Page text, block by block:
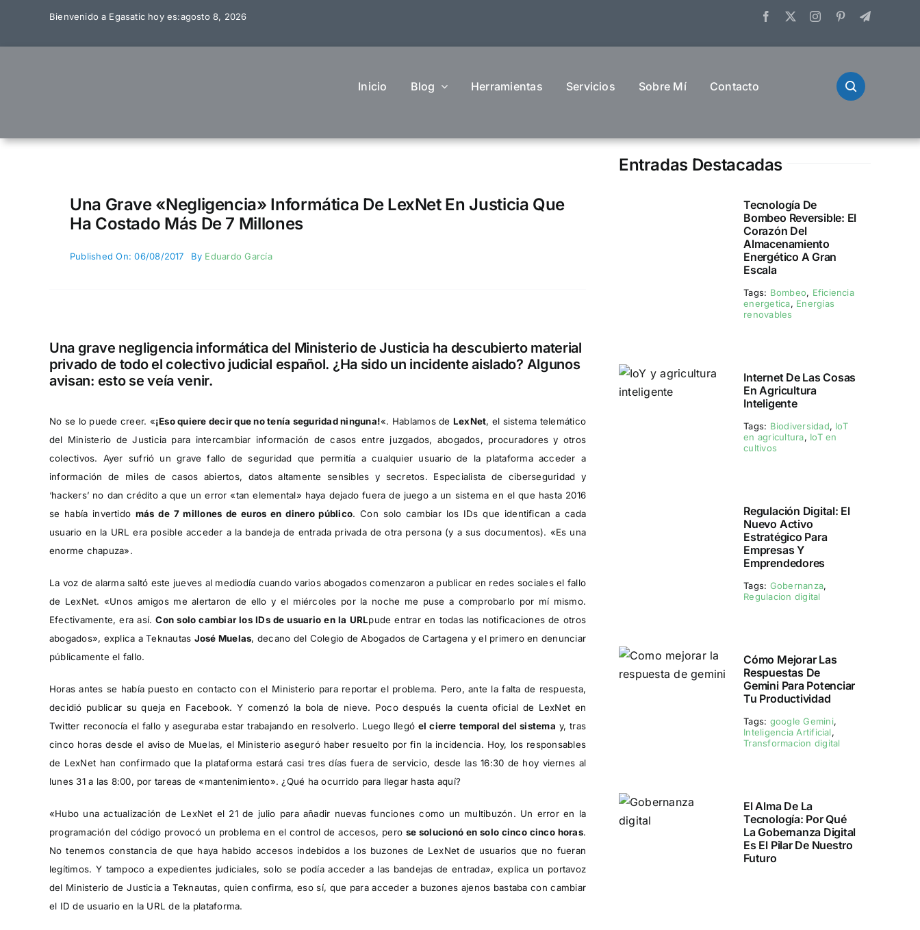
content
Bienvenido a Egasatic hoy es:agosto 8, 2026
Inicio Blog Herramientas Servicios Sobre Mí Contacto
Una Grave «negligencia» Informática De LexNet En Justicia Que
Ha Costado Más De 7 Millones
Published On: 06/08/2017 By Eduardo García
Una grave negligencia informática del Ministerio de Justicia ha descubierto material
privado de todo el colectivo judicial español. ¿Ha sido un incidente aislado? Algunos
avisan: esto se veía venir.
No se lo puede creer. «¡Eso quiere decir que no tenía seguridad ninguna!«. Hablamos de LexNet, el sistema telemático
del Ministerio de Justicia para intercambiar información de casos entre juzgados, abogados, procuradores y otros
colectivos. Ayer sufrió un grave fallo de seguridad que permitía a cualquier usuario de la plataforma acceder a
información de miles de casos abiertos, datos altamente sensibles y secretos. Especialista de ciberseguridad y
‘hackers’ no dan crédito a que un error «tan elemental» haya dejado fuera de juego a un sistema en el que hasta 2016
se había invertido más de 7 millones de euros en dinero público. Con solo cambiar los IDs que identifican a cada
usuario en la URL era posible acceder a la bandeja de entrada privada de otra persona (y a sus documentos). «Es una
enorme chapuza».
La voz de alarma saltó este jueves al mediodía cuando varios abogados comenzaron a publicar en redes sociales el fallo
de LexNet. «Unos amigos me alertaron de ello y el miércoles por la noche me puse a comprobarlo por mí mismo.
Efectivamente, era así.Con solo cambiar los IDs de usuario en la URLpude entrar en todas las notificaciones de otros
abogados», explica a Teknautas José Muelas, decano del Colegio de Abogados de Cartagena y el primero en denunciar
públicamente el fallo.
Horas antes se había puesto en contacto con el Ministerio para reportar el problema. Pero, ante la falta de respuesta,
decidió publicar su queja en Facebook. Y comenzó la bola de nieve. Poco después la cuenta oficial de LexNet en
Twitter reconocía el fallo y aseguraba estar trabajando en resolverlo. Luego llegó el cierre temporal del sistema y, tras
cinco horas desde el aviso de Muelas, el Ministerio aseguró haber resuelto por fin la incidencia. Hoy, los responsables
de LexNet han confirmado que la plataforma estará casi tres días fuera de servicio, desde las 16:30 de hoy viernes al
lunes 31 a las 8:00, por tareas de «mantenimiento». ¿Qué ha ocurrido para llegar hasta aquí?
«Hubo una actualización de LexNet el 21 de julio para añadir nuevas funciones como un multibuzón. Un error en la
programación del código provocó un problema en el control de accesos, pero se solucionó en solo cinco cinco horas.
No tenemos constancia de que haya habido accesos indebidos a los buzones de LexNet de usuarios que no fueran
legítimos. Y tampoco a expedientes judiciales, solo se podía acceder a las bandejas de entrada», explica un portavoz
del Ministerio de Justicia a Teknautas, quien confirma, eso sí, que para acceder a buzones ajenos bastaba con cambiar
el ID de usuario en la URL de la plataforma.
Entradas Destacadas
Tecnología De
Bombeo Reversible: El
Corazón Del
Almacenamiento
Energético A Gran
Escala
Tags: Bombeo, Eficiencia
energetica, Energías
renovables
Internet De Las Cosas
En Agricultura
Inteligente
Tags: Biodiversidad, IoT
en agricultura, IoT en
cultivos
Regulación Digital: El
Nuevo Activo
Estratégico Para
Empresas Y
Emprendedores
Tags: Gobernanza,
Regulacion digital
Cómo Mejorar Las
Respuestas De
Gemini Para Potenciar
Tu Productividad
Tags: google Gemini,
Inteligencia Artificial,
Transformacion digital
El Alma De La
Tecnología: Por Qué
La Gobernanza Digital
Es El Pilar De Nuestro
Futuro